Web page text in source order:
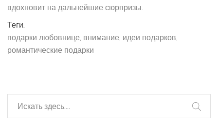
вдохновит на дальнейшие сюрпризы.
Теги:
подарки любовнице внимание идеи подарков
романтические подарки